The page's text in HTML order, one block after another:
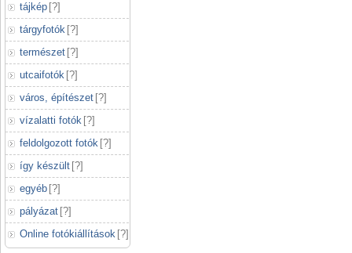
tájkép [?]
tárgyfotók [?]
természet [?]
utcaifotók [?]
város, építészet [?]
vízalatti fotók [?]
feldolgozott fotók [?]
így készült [?]
egyéb [?]
pályázat [?]
Online fotókiállítások [?]